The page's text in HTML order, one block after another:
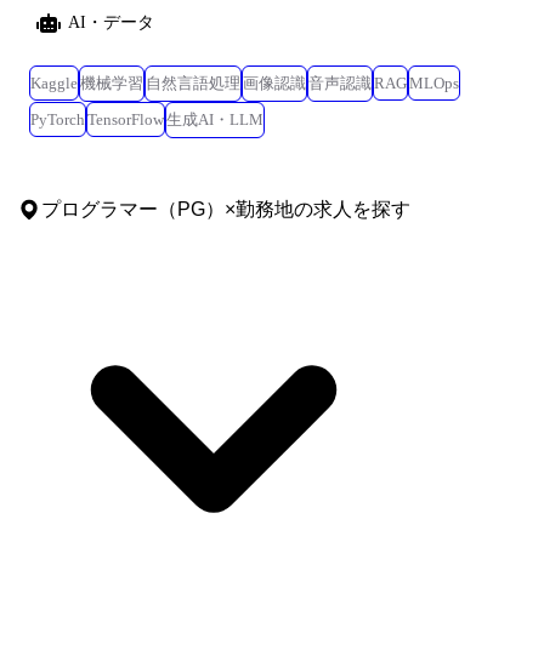
メンターとして伴走するオンボーディングの実施や、現職のスクラムマ
ムオンボーディング、配属直後にマネジメント層とのWelcome 1on1を実
施しています。これからの取り組みによって、会社への不明点を早期に
解決することで、新メンバーがタイミーで活躍しやすい環境を整えてい
ストコミュニケーション、ハドルやMeetを使った同期的なコミュニケー
生産性向上を行う専門チームDevEnable室を設置しています。 ●具体的な
制度の一部をご紹介します。 ・在宅環境を自分好みに整えられるリモー
トHQ制度 ・技術コミュニティ発展への貢献を後押しするOSSボーナス制
度 ・世界中のカンファレンス参加を支援するKaigi Pass制度 ・最大300万
円、勤務年数に応じて返済不要のエンジニア奨学金制度 https://product-
AI・データ
Kaggle機械学習 自然言語処理 画像認識 音声認識 RAGMLOps
PyTorch TensorFlow生成AI・LLM
プログラマー（PG） ×勤務地の求人を探す